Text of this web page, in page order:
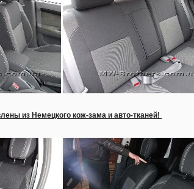
из Немецкого кож-зама и авто-тканей!